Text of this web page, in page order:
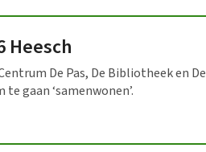
Heesch
De Pas, De Bibliotheek en De
gaan ‘samenwonen’.